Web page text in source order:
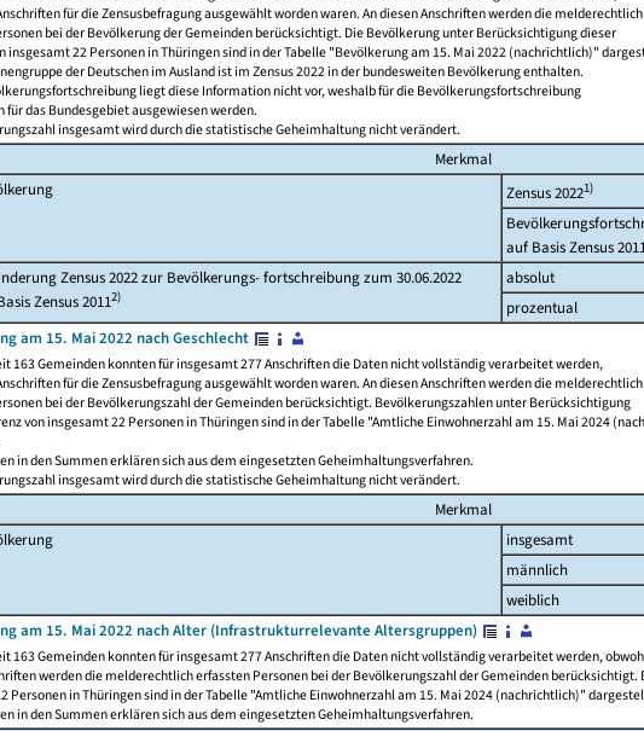
für die Zensusbefragung ausgewählt worden waren. An diesen Anschriften werden die melderechtlich
bei der Bevölkerung der Gemeinden berücksichtigt. Die Bevölkerung unter Berücksichtigung dieser
insgesamt 22 Personen in Thüringen sind in der Tabelle "Bevölkerung am 15. Mai 2022 (nachrichtlich)"
der Deutschen im Ausland ist im Zensus 2022 in der bundesweiten Bevölkerung enthalten.
liegt diese Information nicht vor, weshalb für die Bevölkerungsfortschreibung
für das Bundesgebiet ausgewiesen werden.
insgesamt wird durch die statistische Geheimhaltung nicht verändert.
Merkmal
Zensus 20221)
auf Basis Zensus
Zensus 2022 zur Bevölkerungs- fortschreibung zum 30.06.2022
Zensus 20112)
absolut
prozentual
am 15. Mai 2022 nach Geschlecht
163 Gemeinden konnten für insgesamt 277 Anschriften die Daten nicht vollständig verarbeitet werden,
für die Zensusbefragung ausgewählt worden waren. An diesen Anschriften werden die melderechtlich
bei der Bevölkerungszahl der Gemeinden berücksichtigt. Bevölkerungszahlen unter Berücksichtigung
von insgesamt 22 Personen in Thüringen sind in der Tabelle "Amtliche Einwohnerzahl am 15. Mai 2024
in den Summen erklären sich aus dem eingesetzten Geheimhaltungsverfahren.
insgesamt wird durch die statistische Geheimhaltung nicht verändert.
Merkmal
insgesamt
männlich
weiblich
am 15. Mai 2022 nach Alter (Infrastrukturrelevante Altersgruppen)
163 Gemeinden konnten für insgesamt 277 Anschriften die Daten nicht vollständig verarbeitet werden,
werden die melderechtlich erfassten Personen bei der Bevölkerungszahl der Gemeinden
Personen in Thüringen sind in der Tabelle "Amtliche Einwohnerzahl am 15. Mai 2024 (nachrichtlich)"
in den Summen erklären sich aus dem eingesetzten Geheimhaltungsverfahren.